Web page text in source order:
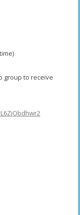
group to receive